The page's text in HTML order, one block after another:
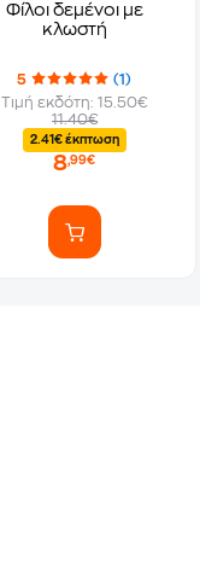
Φίλοι δεμένοι με
κλωστή
5
(1)
Τιμή εκδότη: 15.50€
11.40€
2.41€ έκπτωση
8,99€